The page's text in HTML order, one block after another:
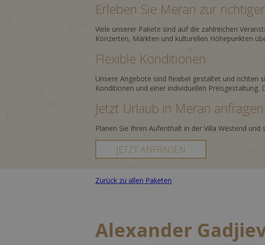
Erleben Sie Meran zur
Viele unserer Pakete sind auf die zahlreichen
Konzerten, Märkten und kulturellen Höhepunkten
Flexible Konditionen
Unsere Angebote sind flexibel gestaltet und richten
Konditionen und einer individuellen
Jetzt Urlaub in Meran anfragen
Planen Sie Ihren Aufenthalt in der Villa Westend
JETZT ANFRAGEN
Zurück zu allen Paketen
Alexander